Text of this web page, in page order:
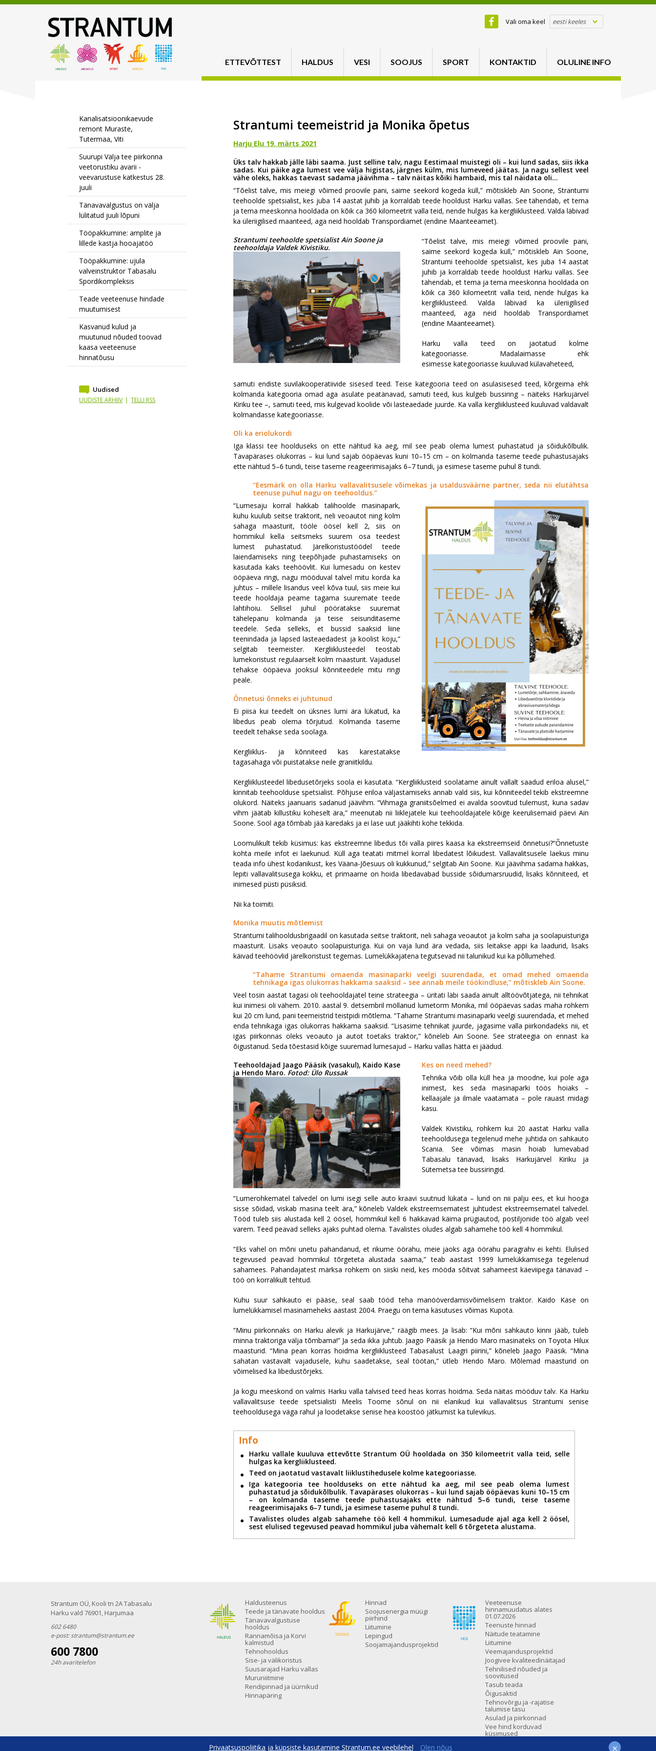
×
Privaatsuspoliitika ja küpsiste kasutamine Strantum.ee veebilehel Olen nõus
Vali oma keel eesti keeles
ETTEVÕTTEST HALDUS VESI SOOJUS SPORT KONTAKTID OLULINE INFO
Kanalisatsioonikaevude
remont Muraste,
Tutermaa, Viti
Suurupi Välja tee piirkonna
veetorustiku avarii -
veevarustuse katkestus 28.
juuli
Tänavavalgustus on välja
lülitatud juuli lõpuni
Tööpakkumine: amplite ja
lillede kastja hooajatöö
Tööpakkumine: ujula
valveinstruktor Tabasalu
Spordikompleksis
Teade veeteenuse hindade
muutumisest
Kasvanud kulud ja
muutunud nõuded toovad
kaasa veeteenuse
hinnatõusu
Uudised
UUDISTE ARHIIV | TELLI RSS
Strantumi teemeistrid ja Monika õpetus
Harju Elu 19. märts 2021
Üks talv hakkab jälle läbi saama. Just selline talv, nagu Eestimaal muistegi oli – kui lund sadas, siis ikka
sadas. Kui päike aga lumest vee välja higistas, järgnes külm, mis lumeveed jäätas. Ja nagu sellest veel
vähe oleks, hakkas taevast sadama jäävihma – talv näitas kõiki hambaid, mis tal näidata oli…
“Tõelist talve, mis meiegi võimed proovile pani, saime seekord kogeda küll,” mõtiskleb Ain Soone, Strantumi
teehoolde spetsialist, kes juba 14 aastat juhib ja korraldab teede hooldust Harku vallas. See tähendab, et tema
ja tema meeskonna hooldada on kõik ca 360 kilomeetrit valla teid, nende hulgas ka kergliiklusteed. Valda läbivad
ka üleriigilised maanteed, aga neid hooldab Transpordiamet (endine Maanteeamet).
Strantumi teehoolde spetsialist Ain Soone ja
teehooldaja Valdek Kivistiku.
“Tõelist talve, mis meiegi võimed proovile pani,
saime seekord kogeda küll,” mõtiskleb Ain Soone,
Strantumi teehoolde spetsialist, kes juba 14 aastat
juhib ja korraldab teede hooldust Harku vallas. See
tähendab, et tema ja tema meeskonna hooldada on
kõik ca 360 kilomeetrit valla teid, nende hulgas ka
kergliiklusteed. Valda läbivad ka üleriigilised
maanteed, aga neid hooldab Transpordiamet
(endine Maanteeamet).
Harku valla teed on jaotatud kolme
kategooriasse. Madalaimasse ehk
esimesse kategooriasse kuuluvad külavaheteed,
samuti endiste suvilakooperatiivide sisesed teed. Teise kategooria teed on asulasisesed teed, kõrgeima ehk
kolmanda kategooria omad aga asulate peatänavad, samuti teed, kus kulgeb bussiring – näiteks Harkujärvel
Kiriku tee –, samuti teed, mis kulgevad koolide või lasteaedade juurde. Ka valla kergliiklusteed kuuluvad valdavalt
kolmandasse kategooriasse.
Oli ka eriolukordi
Iga klassi tee hoolduseks on ette nähtud ka aeg, mil see peab olema lumest puhastatud ja sõidukõlbulik.
Tavapärases olukorras – kui lund sajab ööpäevas kuni 10–15 cm – on kolmanda taseme teede puhastusajaks
ette nähtud 5–6 tundi, teise taseme reageerimisajaks 6–7 tundi, ja esimese taseme puhul 8 tundi.
“Eesmärk on olla Harku vallavalitsusele võimekas ja usaldusväärne partner, seda nii elutähtsa
teenuse puhul nagu on teehooldus.”
“Lumesaju korral hakkab talihoolde masinapark,
kuhu kuulub seitse traktorit, neli veoautot ning kolm
sahaga maasturit, tööle öösel kell 2, siis on
hommikul kella seitsmeks suurem osa teedest
lumest puhastatud. Järelkoristustöödel teede
laiendamiseks ning teepõhjade puhastamiseks on
kasutada kaks teehöövlit. Kui lumesadu on kestev
ööpäeva ringi, nagu mööduval talvel mitu korda ka
juhtus – millele lisandus veel kõva tuul, siis meie kui
teede hooldaja peame tagama suuremate teede
lahtihoiu. Sellisel juhul pööratakse suuremat
tähelepanu kolmanda ja teise seisunditaseme
teedele. Seda selleks, et bussid saaksid liine
teenindada ja lapsed lasteaedadest ja koolist koju,”
selgitab teemeister. Kergliiklusteedel teostab
lumekoristust regulaarselt kolm maasturit. Vajadusel
tehakse ööpäeva jooksul kõnniteedele mitu ringi
peale.
Õnnetusi õnneks ei juhtunud
Ei piisa kui teedelt on üksnes lumi ära lükatud, ka
libedus peab olema tõrjutud. Kolmanda taseme
teedelt tehakse seda soolaga.
Kergliiklus- ja kõnniteed kas karestatakse
tagasahaga või puistatakse neile graniitkildu.
Kergliiklusteedel libedusetõrjeks soola ei kasutata. “Kergliiklusteid soolatame ainult vallalt saadud eriloa alusel,”
kinnitab teehoolduse spetsialist. Põhjuse eriloa väljastamiseks annab vald siis, kui kõnniteedel tekib ekstreemne
olukord. Näiteks jaanuaris sadanud jäävihm. “Vihmaga graniitsõelmed ei avalda soovitud tulemust, kuna sadav
vihm jäätab killustiku koheselt ära,” meenutab nii liiklejatele kui teehooldajatele kõige keerulisemaid päevi Ain
Soone. Sool aga tõmbab jää karedaks ja ei lase uut jääkihti kohe tekkida.
Loomulikult tekib küsimus: kas ekstreemne libedus tõi valla piires kaasa ka ekstreemseid õnnetusi?“Õnnetuste
kohta meile infot ei laekunud. Küll aga teatati mitmel korral libedatest lõikudest. Vallavalitsusele laekus minu
teada info ühest kodanikust, kes Vääna-Jõesuus oli kukkunud,” selgitab Ain Soone. Kui jäävihma sadama hakkas,
lepiti vallavalitsusega kokku, et primaarne on hoida libedavabad busside sõidumarsruudid, lisaks kõnniteed, et
inimesed püsti püsiksid.
Nii ka toimiti.
Monika muutis mõtlemist
Strantumi talihooldusbrigaadil on kasutada seitse traktorit, neli sahaga veoautot ja kolm saha ja soolapuisturiga
maasturit. Lisaks veoauto soolapuisturiga. Kui on vaja lund ära vedada, siis leitakse appi ka laadurid, lisaks
käivad teehöövlid järelkoristust tegemas. Lumelükkajatena tegutsevad nii talunikud kui ka põllumehed.
“Tahame Strantumi omaenda masinaparki veelgi suurendada, et omad mehed omaenda
tehnikaga igas olukorras hakkama saaksid – see annab meile töökindluse,” mõtiskleb Ain Soone.
Veel tosin aastat tagasi oli teehooldajatel teine strateegia – üritati läbi saada ainult alltöövõtjatega, nii tehnikat
kui inimesi oli vähem. 2010. aastal 9. detsembril möllanud lumetorm Monika, mil ööpäevas sadas maha rohkem
kui 20 cm lund, pani teemeistrid teistpidi mõtlema. “Tahame Strantumi masinaparki veelgi suurendada, et mehed
enda tehnikaga igas olukorras hakkama saaksid. “Lisasime tehnikat juurde, jagasime valla piirkondadeks nii, et
igas piirkonnas oleks veoauto ja autot toetaks traktor,” kõneleb Ain Soone. See strateegia on ennast ka
õigustanud. Seda tõestasid kõige suuremad lumesajud – Harku vallas hätta ei jäädud.
Teehooldajad Jaago Pääsik (vasakul), Kaido Kase
ja Hendo Maro. Fotod: Ülo Russak
Kes on need mehed?
Tehnika võib olla küll hea ja moodne, kui pole aga
inimest, kes seda masinaparki töös hoiaks –
kellaajale ja ilmale vaatamata – pole rauast midagi
kasu.
Valdek Kivistiku, rohkem kui 20 aastat Harku valla
teehooldusega tegelenud mehe juhtida on sahkauto
Scania. See võimas masin hoiab lumevabad
Tabasalu tänavad, lisaks Harkujärvel Kiriku ja
Sütemetsa tee bussiringid.
“Lumerohkematel talvedel on lumi isegi selle auto kraavi suutnud lükata – lund on nii palju ees, et kui hooga
sisse sõidad, viskab masina teelt ära,” kõneleb Valdek ekstreemsematest juhtudest ekstreemsematel talvedel.
Tööd tuleb siis alustada kell 2 öösel, hommikul kell 6 hakkavad käima prügiautod, postiljonide töö algab veel
varem. Teed peavad selleks ajaks puhtad olema. Tavalistes oludes algab sahamehe töö kell 4 hommikul.
“Eks vahel on mõni unetu pahandanud, et rikume öörahu, meie jaoks aga öörahu paragrahv ei kehti. Elulised
tegevused peavad hommikul tõrgeteta alustada saama,” teab aastast 1999 lumelükkamisega tegelenud
sahamees. Pahandajatest märksa rohkem on siiski neid, kes mööda sõitvat sahameest käeviipega tänavad –
töö on korralikult tehtud.
Kuhu suur sahkauto ei pääse, seal saab tööd teha manööverdamisvõimelisem traktor. Kaido Kase on
lumelükkamisel masinameheks aastast 2004. Praegu on tema käsutuses võimas Kupota.
“Minu piirkonnaks on Harku alevik ja Harkujärve,” räägib mees. Ja lisab: “Kui mõni sahkauto kinni jääb, tuleb
minna traktoriga välja tõmbama!” Ja seda ikka juhtub. Jaago Pääsik ja Hendo Maro masinateks on Toyota Hilux
maasturid. “Mina pean korras hoidma kergliiklusteed Tabasalust Laagri piirini,” kõneleb Jaago Pääsik. “Mina
sahatan vastavalt vajadusele, kuhu saadetakse, seal töötan,” ütleb Hendo Maro. Mõlemad maasturid on
võimelised ka libedustõrjeks.
Ja kogu meeskond on valmis Harku valla talvised teed heas korras hoidma. Seda näitas mööduv talv. Ka Harku
vallavalitsuse teede spetsialisti Meelis Toome sõnul on nii elanikud kui vallavalitsus Strantumi senise
teehooldusega väga rahul ja loodetakse senise hea koostöö jätkumist ka tulevikus.
Info
Harku vallale kuuluva ettevõtte Strantum OÜ hooldada on 350 kilomeetrit valla teid, selle
hulgas ka kergliiklusteed.
Teed on jaotatud vastavalt liiklustihedusele kolme kategooriasse.
Iga kategooria tee hoolduseks on ette nähtud ka aeg, mil see peab olema lumest
puhastatud ja sõidukõlbulik. Tavapärases olukorras – kui lund sajab ööpäevas kuni 10–15 cm
– on kolmanda taseme teede puhastusajaks ette nähtud 5–6 tundi, teise taseme
reageerimisajaks 6–7 tundi, ja esimese taseme puhul 8 tundi.
Tavalistes oludes algab sahamehe töö kell 4 hommikul. Lumesadude ajal aga kell 2 öösel,
sest elulised tegevused peavad hommikul juba vähemalt kell 6 tõrgeteta alustama.
Haldusteenus
Teede ja tänavate hooldus
Tänavavalgustuse
hooldus
Rannamõisa ja Korvi
kalmistud
Tehnohooldus
Sise- ja välikoristus
Suusarajad Harku vallas
Muruniitmine
Rendipinnad ja üürnikud
Hinnapäring
Hinnad
Soojusenergia müügi
piirhind
Liitumine
Lepingud
Soojamajandusprojektid
Veeteenuse
hinnamuudatus alates
01.07.2026
Teenuste hinnad
Näitude teatamine
Liitumine
Veemajandusprojektid
Joogivee kvaliteedinäitajad
Tehnilised nõuded ja
soovitused
Tasub teada
Õigusaktid
Tehnovõrgu ja -rajatise
talumise tasu
Asulad ja piirkonnad
Vee hind korduvad
küsimused
Strantum OÜ, Kooli tn 2A Tabasalu
Harku vald 76901, Harjumaa
602 6480
e-post:strantum@strantum.ee
600 7800
24h avaritelefon